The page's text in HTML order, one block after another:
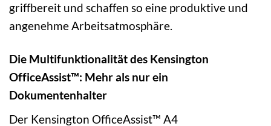
griffbereit und schaffen so eine produktive und
angenehme Arbeitsatmosphäre.
Die Multifunktionalität des Kensington
OfficeAssist™: Mehr als nur ein
Dokumentenhalter
Der Kensington OfficeAssist™ A4